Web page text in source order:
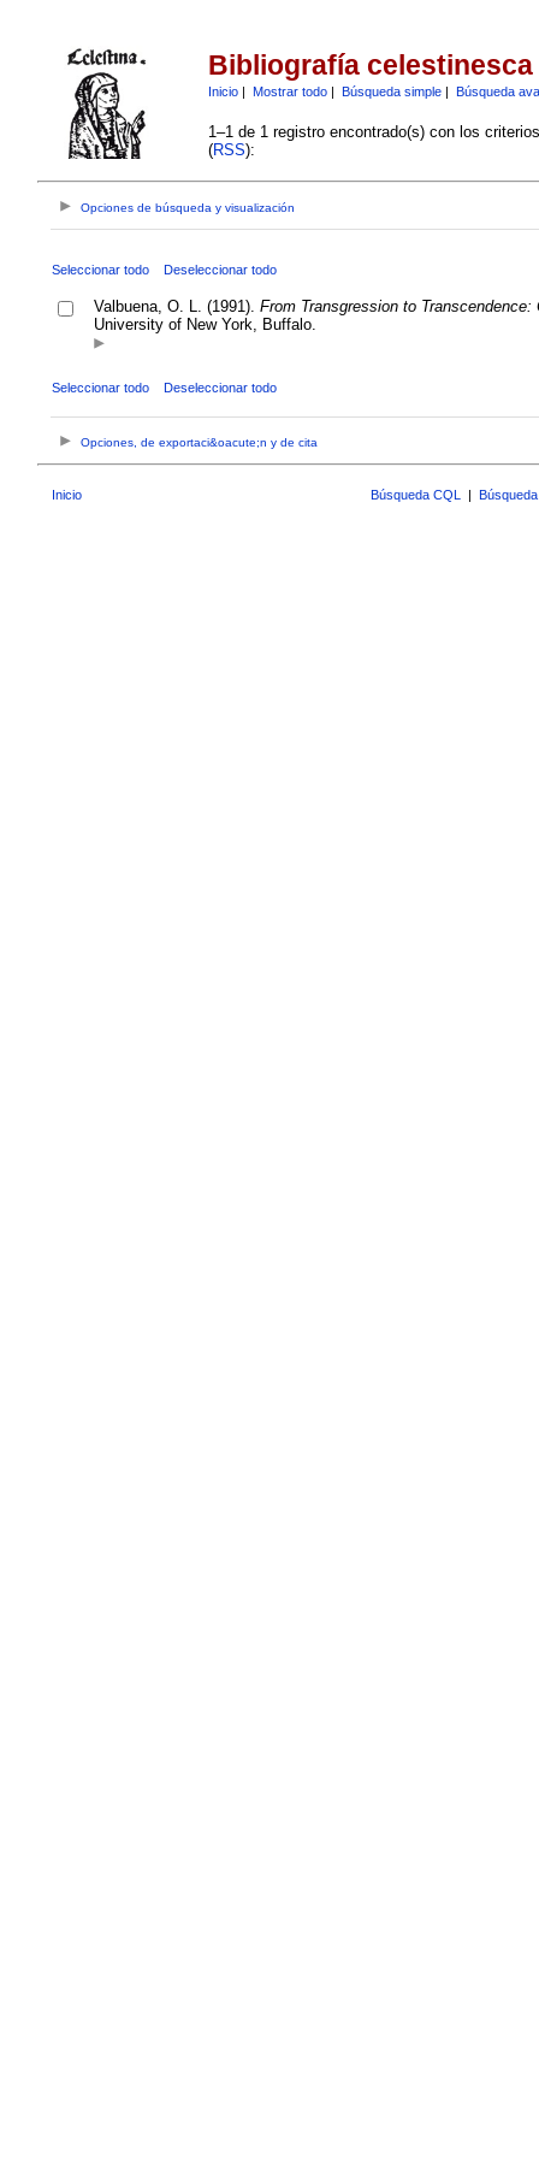
Bibliografía celestinesca
Inicio| Mostrar todo| Búsqueda simple| Búsqueda
1–1 de 1 registro encontrado(s) con los
(RSS):
Opciones de búsqueda y visualización
Seleccionar todo Deseleccionar todo
Valbuena, O. L. (1991). From Transgression to
University of New York, Buffalo.
Seleccionar todo Deseleccionar todo
Opciones, de exportaci&oacute;n y de cita
Inicio Búsqueda CQL |